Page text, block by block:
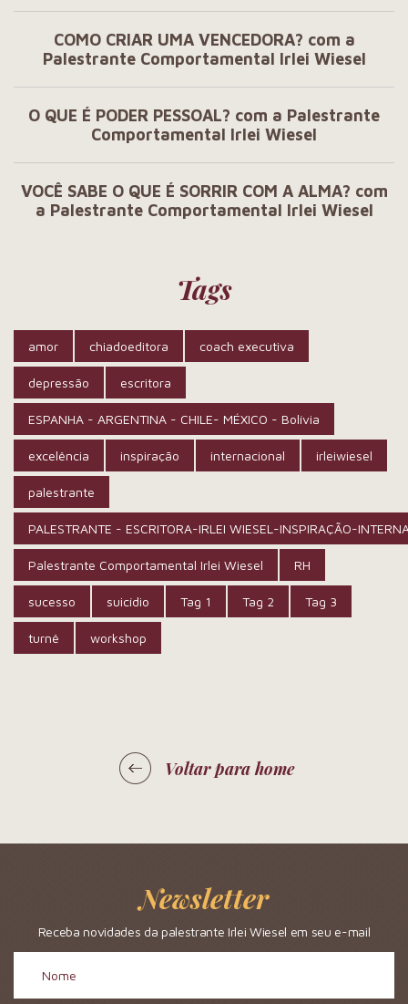
COMO CRIAR UMA VENCEDORA? com a
Palestrante Comportamental Irlei Wiesel
O QUE É PODER PESSOAL? com a Palestrante
Comportamental Irlei Wiesel
VOCÊ SABE O QUE É SORRIR COM A ALMA? com
a Palestrante Comportamental Irlei Wiesel
Tags
amor chiadoeditora coach executiva
depressão escritora
ESPANHA - ARGENTINA - CHILE- MÉXICO - Bolívia
excelência inspiração internacional irleiwiesel
palestrante
PALESTRANTE - ESCRITORA-IRLEI WIESEL-INSPIRAÇÃO-
Palestrante Comportamental Irlei Wiesel RH
sucesso suicídio Tag 1 Tag 2 Tag 3
turnê workshop
Voltar para home
Newsletter
Receba novidades da palestrante Irlei Wiesel em seu e-mail